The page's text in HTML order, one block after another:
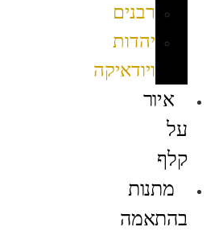
רבנים
יהדות
ויודאיקה
איור
על
קלף
מתנות
בהתאמה